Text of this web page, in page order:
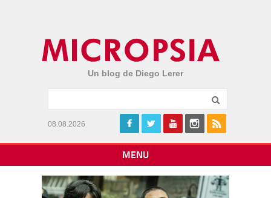
Un blog de Diego Lerer
08.08.2026
MENU